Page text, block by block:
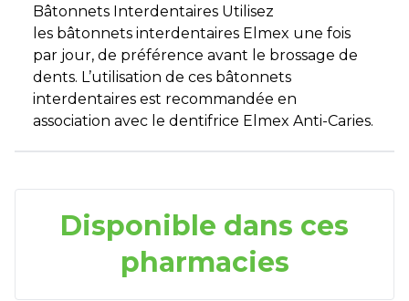
Bâtonnets Interdentaires Utilisez
les bâtonnets interdentaires Elmex une fois
par jour, de préférence avant le brossage de
dents. L’utilisation de ces bâtonnets
interdentaires est recommandée en
association avec le dentifrice Elmex Anti-Caries.
Disponible dans ces
pharmacies